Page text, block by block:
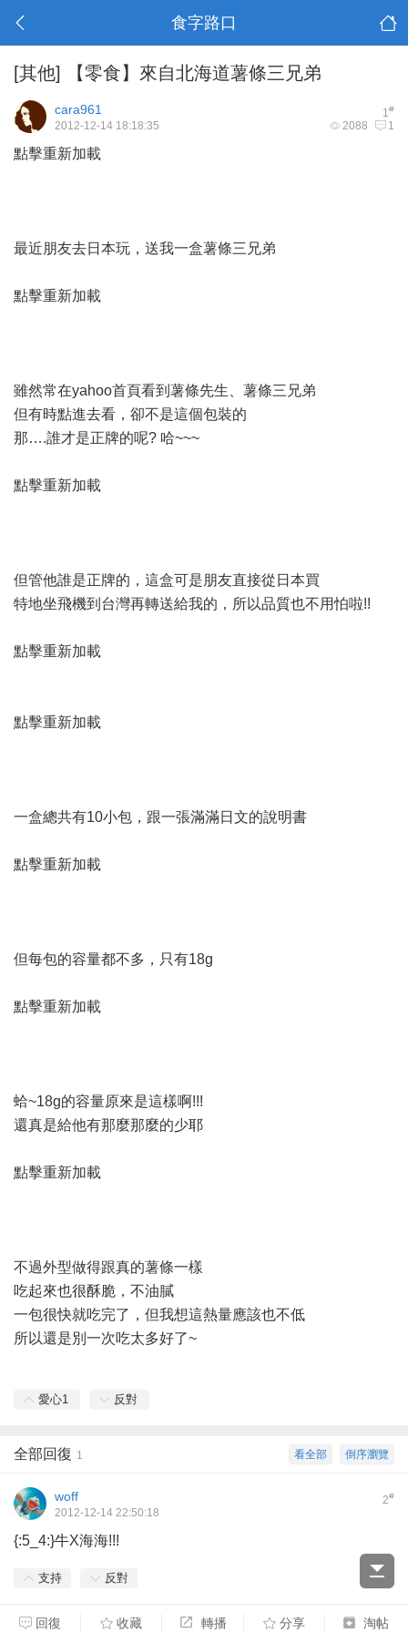
食字路口
[其他] 【零食】來自北海道薯條三兄弟
1#
cara961
2088 1
2012-12-14 18:18:35
點擊重新加載
最近朋友去日本玩，送我一盒薯條三兄弟
點擊重新加載
雖然常在yahoo首頁看到薯條先生、薯條三兄弟
但有時點進去看，卻不是這個包裝的
那….誰才是正牌的呢? 哈~~~
點擊重新加載
但管他誰是正牌的，這盒可是朋友直接從日本買
特地坐飛機到台灣再轉送給我的，所以品質也不用怕啦!!
點擊重新加載
點擊重新加載
一盒總共有10小包，跟一張滿滿日文的說明書
點擊重新加載
但每包的容量都不多，只有18g
點擊重新加載
蛤~18g的容量原來是這樣啊!!!
還真是給他有那麼那麼的少耶
點擊重新加載
不過外型做得跟真的薯條一樣
吃起來也很酥脆，不油膩
一包很快就吃完了，但我想這熱量應該也不低
所以還是別一次吃太多好了~
愛心1 反對
倒序瀏覽
看全部
全部回復 1
2#
woff
2012-12-14 22:50:18
{:5_4:}牛X海海!!!
支持 反對
回復 收藏 轉播 分享 淘帖